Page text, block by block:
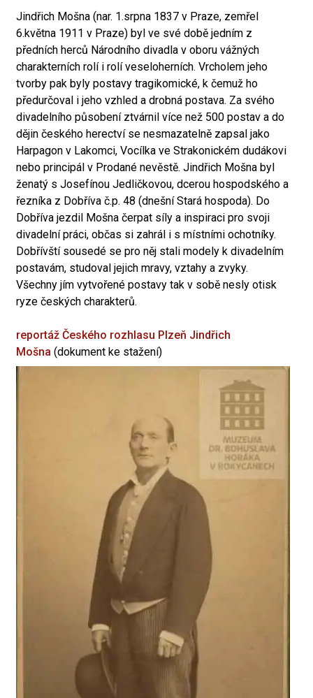
Jindřich Mošna (nar. 1.srpna 1837 v Praze, zemřel
6.května 1911 v Praze) byl ve své době jedním z
předních herců Národního divadla v oboru vážných
charakterních rolí i rolí veseloherních. Vrcholem jeho
tvorby pak byly postavy tragikomické, k čemuž ho
předurčoval i jeho vzhled a drobná postava. Za svého
divadelního působení ztvárnil více než 500 postav a do
dějin českého herectví se nesmazatelně zapsal jako
Harpagon v Lakomci, Vocílka ve Strakonickém dudákovi
nebo principál v Prodané nevěstě. Jindřich Mošna byl
ženatý s Josefínou Jedličkovou, dcerou hospodského a
řezníka z Dobříva č.p. 48 (dnešní Stará hospoda). Do
Dobříva jezdil Mošna čerpat síly a inspiraci pro svoji
divadelní práci, občas si zahrál i s místními ochotníky.
Dobřívští sousedé se pro něj stali modely k divadelním
postavám, studoval jejich mravy, vztahy a zvyky.
Všechny jím vytvořené postavy tak v sobě nesly otisk
ryze českých charakterů.
reportáž Českého rozhlasu Plzeň Jindřich
Mošna (dokument ke stažení)